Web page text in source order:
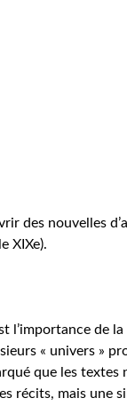
des nouvelles
XIXe).
l’importance de
« univers »
que les
récits, mais une